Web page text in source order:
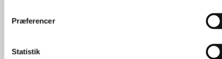
Præferencer
Statistik
Danmarks måske mest anerkendte ekspert